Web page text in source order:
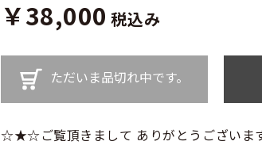
￥38,000 税込み
ただいま品切れ中です。
☆★☆ご覧頂きまして ありがとうござい